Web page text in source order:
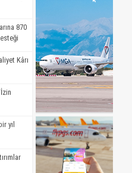
870
Kârı
yıl